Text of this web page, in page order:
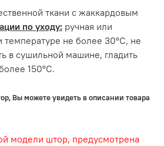
ткани с жаккардовым
по уходу: ручная или
температуре не более 30°С, не
в сушильной машине, гладить
150°С.
Вы можете увидеть в описании товара
модели штор, предусмотрена